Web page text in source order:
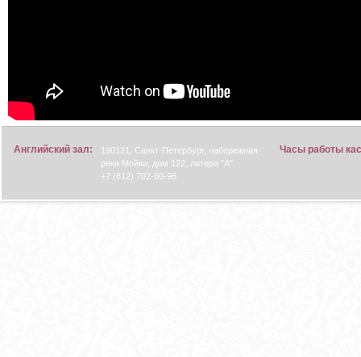
Английский зал:
190121, Санкт-Петербург, набережная
реки Мойки, дом 122, литера "А".
+7 (812) 702-60-96
Часы работы